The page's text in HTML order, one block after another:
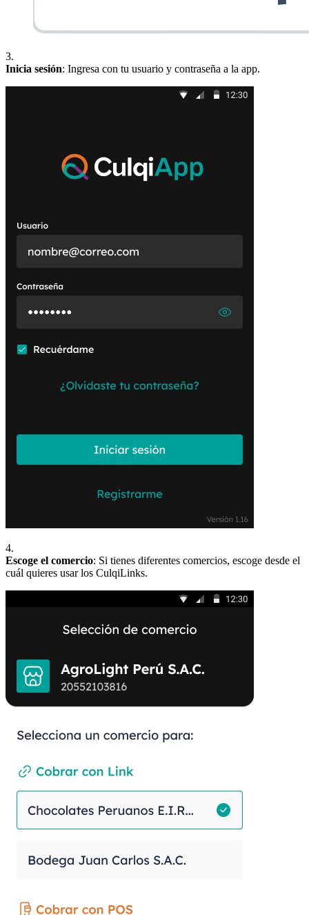
3.
Inicia sesión: Ingresa con tu usuario y contraseña a la app.
4.
Escoge el comercio: Si tienes diferentes comercios, escoge desde el
cuál quieres usar los CulqiLinks.